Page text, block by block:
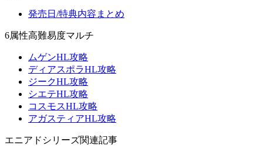
発売日/特典内容まとめ
6属性高難易度マルチ
ムゲンHL攻略
ディアスポラHL攻略
ジークHL攻略
シエテHL攻略
コスモスHL攻略
アガスティアHL攻略
エニアドシリーズ関連記事